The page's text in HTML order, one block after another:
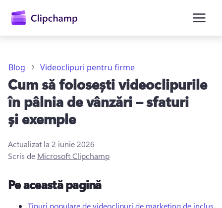
principal
Conectați-vă
Blog Videoclipuri pentru firme
Cum să folosești videoclipurile
în pâlnia de vânzări – sfaturi
și exemple
Actualizat la 2 iunie 2026
Scris de Microsoft Clipchamp
Pe această pagină
Tipuri populare de videoclipuri de marketing de inclus